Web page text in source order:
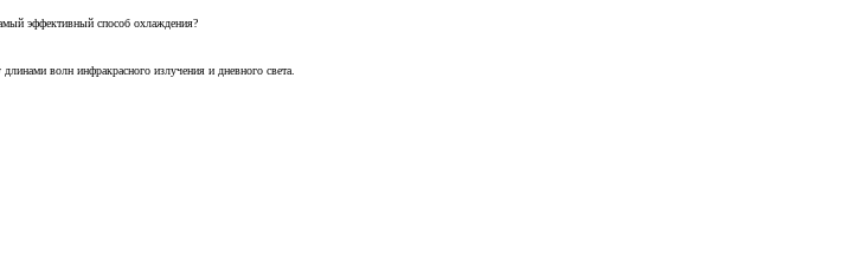
эффективный способ охлаждения?
волн инфракрасного излучения и дневного света.